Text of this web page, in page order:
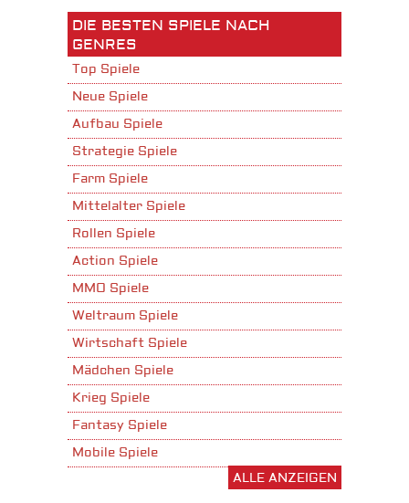
DIE BESTEN SPIELE NACH
GENRES
Top Spiele
Neue Spiele
Aufbau Spiele
Strategie Spiele
Farm Spiele
Mittelalter Spiele
Rollen Spiele
Action Spiele
MMO Spiele
Weltraum Spiele
Wirtschaft Spiele
Mädchen Spiele
Krieg Spiele
Fantasy Spiele
Mobile Spiele
ALLE ANZEIGEN